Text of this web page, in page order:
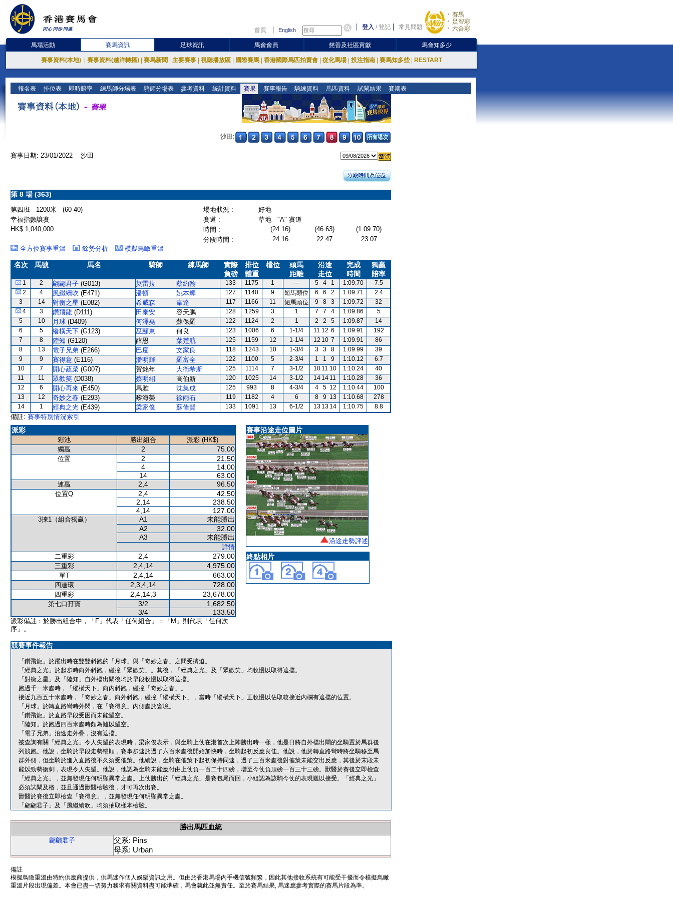
首頁 English 登入 /登記 常見問題
賽馬
足智彩
六合彩
馬場活動 賽馬資訊 足球資訊 馬會會員 慈善及社區貢獻 馬會知多少
賽事資料(本地) 賽事資料(越洋轉播) 賽馬新聞 主要賽事 視聽播放區 國際賽馬 香港國際馬匹拍賣會 從化馬場 投注指南 賽馬知多些 RESTART
報名表 排位表 即時賠率 練馬師分場表 騎師分場表 參考資料 統計資料 賽果 賽事報告 騎練資料 馬匹資料 試閘結果 賽期表
沙田:
賽事日期: 23/01/2022 沙田
第 8 場 (363)
第四班 - 1200米 - (60-40) 場地狀況 :
好地
幸福指數讓賽
賽道 :
草地 - "A" 賽道
HK$ 1,040,000
時間 : (24.16) (46.63)
(1:09.70)
分段時間 :
24.16 22.47
23.07
全方位賽事重溫
餘勢分析 模擬鳥瞰重溫
名次 馬號 馬名 騎師 練馬師
實際
負磅
排位
體重
檔位
頭馬
距離
沿途
走位
完成
時間
獨贏
賠率
1 2 翩翩君子 (G013) 莫雷拉 蔡約翰 133 1175 1 --- 5 4 1 1:09.70
7.5
2
4 風繼續吹 (E471) 潘頓 姚本輝 127 1140 9 短馬頭位 6 6 2 1:09.71
2.4
3
14 對衡之星 (E082) 希威森 韋達 117 1166 11 短馬頭位 9 8 3 1:09.72
32
4
3 鑽飛龍 (D111) 田泰安 容天鵬 128 1259 3 1 7 7 4 1:09.86
5
5
10 月球 (D409) 何澤堯 蘇保羅 122 1124 2 1 2 2 5 1:09.87
14
6
5 縱橫天下 (G123) 巫顯東 何良 123 1006 6 1-1/4 11 12 6 1:09.91
192
7
8 陸知 (G120) 薛恩 葉楚航 125 1159 12 1-1/4 12 10 7 1:09.91
86
8
13 電子兄弟 (E266) 巴度 文家良 118 1243 10 1-3/4 3 3 8 1:09.99
39
9
9 賽得意 (E116) 潘明輝 羅富全 122 1100 5 2-3/4 1 1 9 1:10.12
6.7
10
7 開心蔬菜 (G007) 賀銘年 大衛希斯 125 1114 7 3-1/2 10 11 10 1:10.24
40
11
11 眾歡笑 (D038) 蔡明紹 高伯新 120 1025 14 3-1/2 14 14 11 1:10.28
36
12
6 開心再來 (E450) 馬雅 沈集成 125 993 8 4-3/4 4 5 12 1:10.44
100
13
12 奇妙之春 (E293) 黎海榮 徐雨石 119 1182 4 6 8 9 13 1:10.68
278
14
1 經典之光 (E439) 梁家俊 蘇偉賢 133 1091 13 6-1/2 13 13 14 1:10.75 8.8
備註: 賽事特別情況索引
派彩
彩池 勝出組合
派彩 (HK$)
獨贏
2 75.00
位置 2
21.50
4
14.00
14
63.00
連贏 2,4 96.50
位置Q 2,4
42.50
2,14
238.50
4,14
127.00
3揀1（組合獨贏） A1
未能勝出
A2
32.00
A3
未能勝出
詳情
二重彩
2,4 279.00
三重彩 2,4,14 4,975.00
單T 2,4,14 663.00
四連環 2,3,4,14 728.00
四重彩 2,4,14,3 23,678.00
第七口孖寶 3/2
1,682.50
3/4
133.50
派彩備註：於勝出組合中，「F」代表「任何組合」；「M」則代表「任何次
序」。
賽事沿途走位圖片
沿途走勢評述
終點相片
競賽事件報告
「鑽飛龍」於躍出時在雙雙斜跑的「月球」與「奇妙之春」之間受擠迫。
「經典之光」於起步時向外斜跑，碰撞「眾歡笑」。其後，「經典之光」及「眾歡笑」均收慢以取得遮擋。
「對衡之星」及「陸知」自外檔出閘後均於早段收慢以取得遮擋。
跑過千一米處時，「縱橫天下」向內斜跑，碰撞「奇妙之春」。
接近九百五十米處時，「奇妙之春」向外斜跑，碰撞「縱橫天下」，當時「縱橫天下」正收慢以佔取較接近內欄有遮擋的位置。
「月球」於轉直路彎時外閃，在「賽得意」內側處於窘境。
「鑽飛龍」於直路早段受困而未能望空。
「陸知」於跑過四百米處時頗為難以望空。
「電子兄弟」沿途走外疊，沒有遮擋。
被查詢有關「經典之光」令人失望的表現時，梁家俊表示，與坐騎上仗在港首次上陣勝出時一樣，他是日將自外檔出閘的坐騎置於馬群後
列競跑。他說，坐騎於早段走勢暢順，賽事步速於過了六百米處後開始加快時，坐騎起初反應良佳。他說，他於轉直路彎時將坐騎移至馬
群外側，但坐騎於進入直路後不久須受催策。他續說，坐騎在催策下起初保持同速，過了三百米處後對催策未能交出反應，其後於末段未
能以勁勢衝刺，表現令人失望。他說，他認為坐騎未能應付由上仗負一百二十四磅，增至今仗負頂磅一百三十三磅。獸醫於賽後立即檢查
「經典之光」，並無發現任何明顯異常之處。上仗勝出的「經典之光」是賽包尾而回，小組認為該駒今仗的表現難以接受。「經典之光」
必須試閘及格，並且通過獸醫檢驗後，才可再次出賽。
獸醫於賽後立即檢查「賽得意」，並無發現任何明顯異常之處。
「翩翩君子」及「風繼續吹」均須抽取樣本檢驗。
勝出馬匹血統
翩翩君子
父系: Pins
母系: Urban
備註
模擬鳥瞰重溫由特約供應商提供，供馬迷作個人娛樂資訊之用。但由於香港馬場內手機信號頻繁，因此其他接收系統有可能受干擾而令模擬鳥瞰
重溫片段出現偏差。本會已盡一切努力務求有關資料盡可能準確，馬會就此並無責任。至於賽馬結果, 馬迷應參考實際的賽馬片段為準。